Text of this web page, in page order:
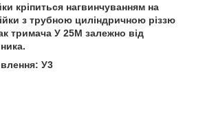
кріпиться нагвинчуванням на
з трубною циліндричною різзю
тримача У 25М залежно від
У3